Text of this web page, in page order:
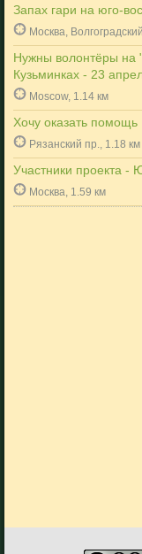
Запах гари на юго-
Москва,
Нужны волонтёры на
Кузьминках - 23
Moscow, 1.14 км
Хочу оказать помощь
Рязанский пр., 1.18 км
Участники проекта -
Москва, 1.59 км